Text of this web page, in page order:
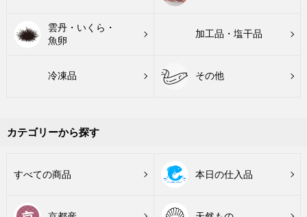
雲丹・いくら・
魚卵
加工品・塩干品
冷凍品 その他
カテゴリーから探す
すべての商品 本日の仕入品